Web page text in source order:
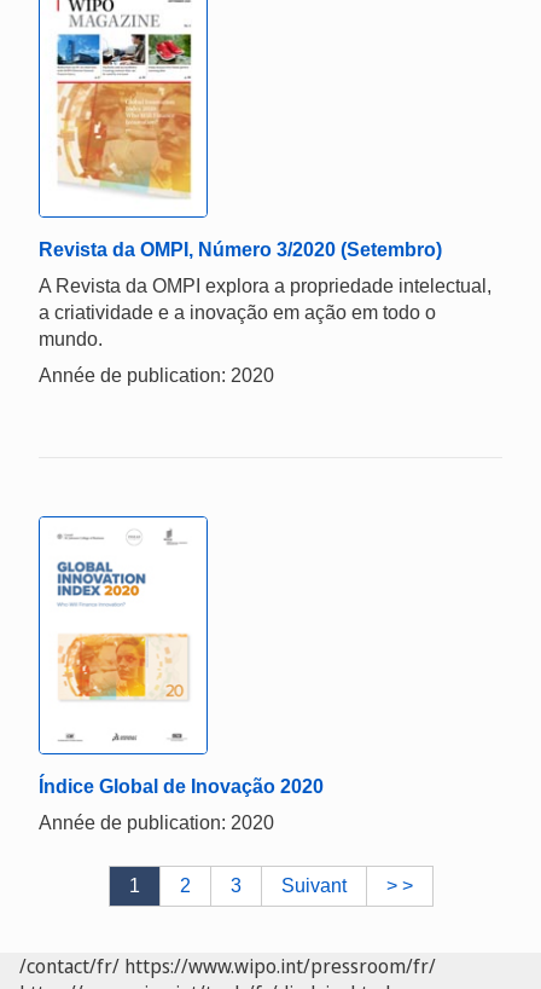
Revista da OMPI, Número 3/2020 (Setembro)
A Revista da OMPI explora a propriedade intelectual,
a criatividade e a inovação em ação em todo o
mundo.
Année de publication: 2020
Índice Global de Inovação 2020
Année de publication: 2020
1 2 3 Suivant > >
/contact/fr/ https://www.wipo.int/pressroom/fr/